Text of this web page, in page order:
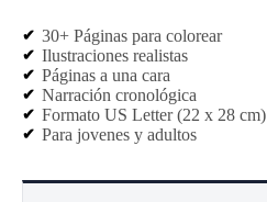
30+ Páginas para colorear
Ilustraciones realistas
Páginas a una cara
Narración cronológica
Formato US Letter (22 x 28 cm)
Para jovenes y adultos